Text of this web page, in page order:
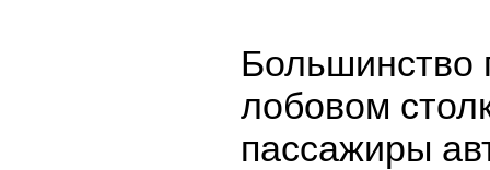
Большинство
лобовом
пассажиры